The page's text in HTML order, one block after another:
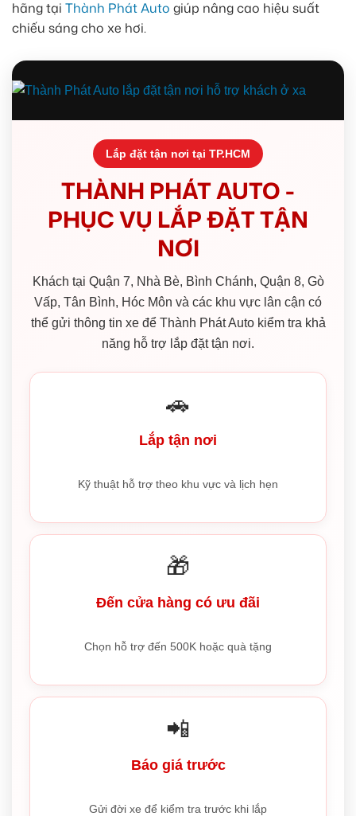
hãng tại Thành Phát Auto giúp nâng cao hiệu suất
chiếu sáng cho xe hơi.
Lắp đặt tận nơi tại TP.HCM
THÀNH PHÁT AUTO -
PHỤC VỤ LẮP ĐẶT TẬN
NƠI
Khách tại Quận 7, Nhà Bè, Bình Chánh, Quận 8, Gò
Vấp, Tân Bình, Hóc Môn và các khu vực lân cận có
thể gửi thông tin xe để Thành Phát Auto kiểm tra khả
năng hỗ trợ lắp đặt tận nơi.
🚗
Lắp tận nơi
Kỹ thuật hỗ trợ theo khu vực và lịch hẹn
🎁
Đến cửa hàng có ưu đãi
Chọn hỗ trợ đến 500K hoặc quà tặng
📲
Báo giá trước
Gửi đời xe để kiểm tra trước khi lắp